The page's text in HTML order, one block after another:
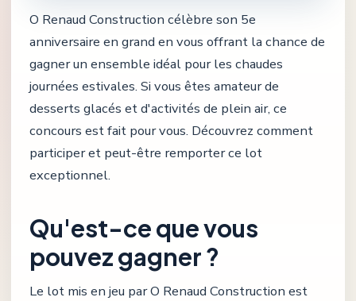
O Renaud Construction célèbre son 5e
anniversaire en grand en vous offrant la chance de
gagner un ensemble idéal pour les chaudes
journées estivales. Si vous êtes amateur de
desserts glacés et d'activités de plein air, ce
concours est fait pour vous. Découvrez comment
participer et peut-être remporter ce lot
exceptionnel.
Qu'est-ce que vous
pouvez gagner ?
Le lot mis en jeu par O Renaud Construction est